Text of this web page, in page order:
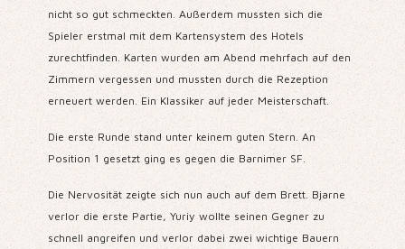
nicht so gut schmeckten. Außerdem mussten sich die
Spieler erstmal mit dem Kartensystem des Hotels
zurechtfinden. Karten wurden am Abend mehrfach auf den
Zimmern vergessen und mussten durch die Rezeption
erneuert werden. Ein Klassiker auf jeder Meisterschaft.
Die erste Runde stand unter keinem guten Stern. An
Position 1 gesetzt ging es gegen die Barnimer SF.
Die Nervosität zeigte sich nun auch auf dem Brett. Bjarne
verlor die erste Partie, Yuriy wollte seinen Gegner zu
schnell angreifen und verlor dabei zwei wichtige Bauern